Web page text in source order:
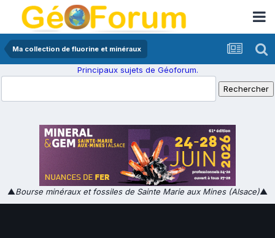
Ma collection de fluorine et minéraux
Principaux sujets de Géoforum.
▲Bourse minéraux et fossiles de Sainte Marie aux Mines (Alsace)▲